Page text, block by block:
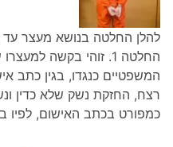
להלן החלטה בנושא מעצר עד
החלטה 1. זוהי בקשה
המשפטיים כנגדו, בגין כתב
רצח, החזקת נשק שלא כדין
כמפורט בכתב האישום, לפיו ביום 18.4.08 בשעות